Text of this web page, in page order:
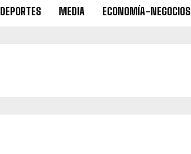
DEPORTES MEDIA ECONOMÍA-NEGOCIOS